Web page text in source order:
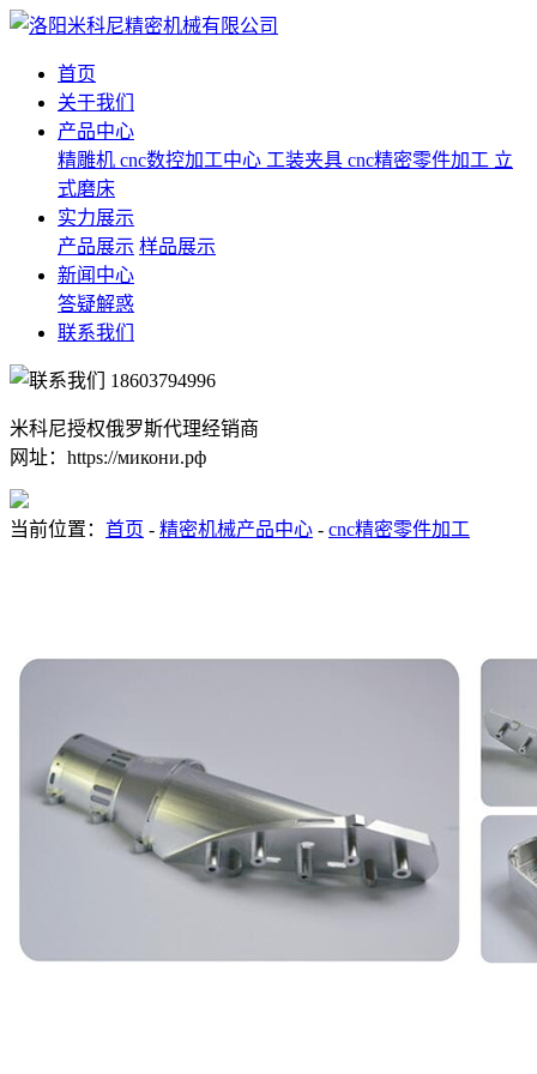
首页
关于我们
产品中心
精雕机 cnc数控加工中心 工装夹具 cnc精密零件加工 立
式磨床
实力展示
产品展示 样品展示
新闻中心
答疑解惑
联系我们
18603794996
米科尼授权俄罗斯代理经销商
网址：https://микони.рф
当前位置： 首页 - 精密机械产品中心 - cnc精密零件加工